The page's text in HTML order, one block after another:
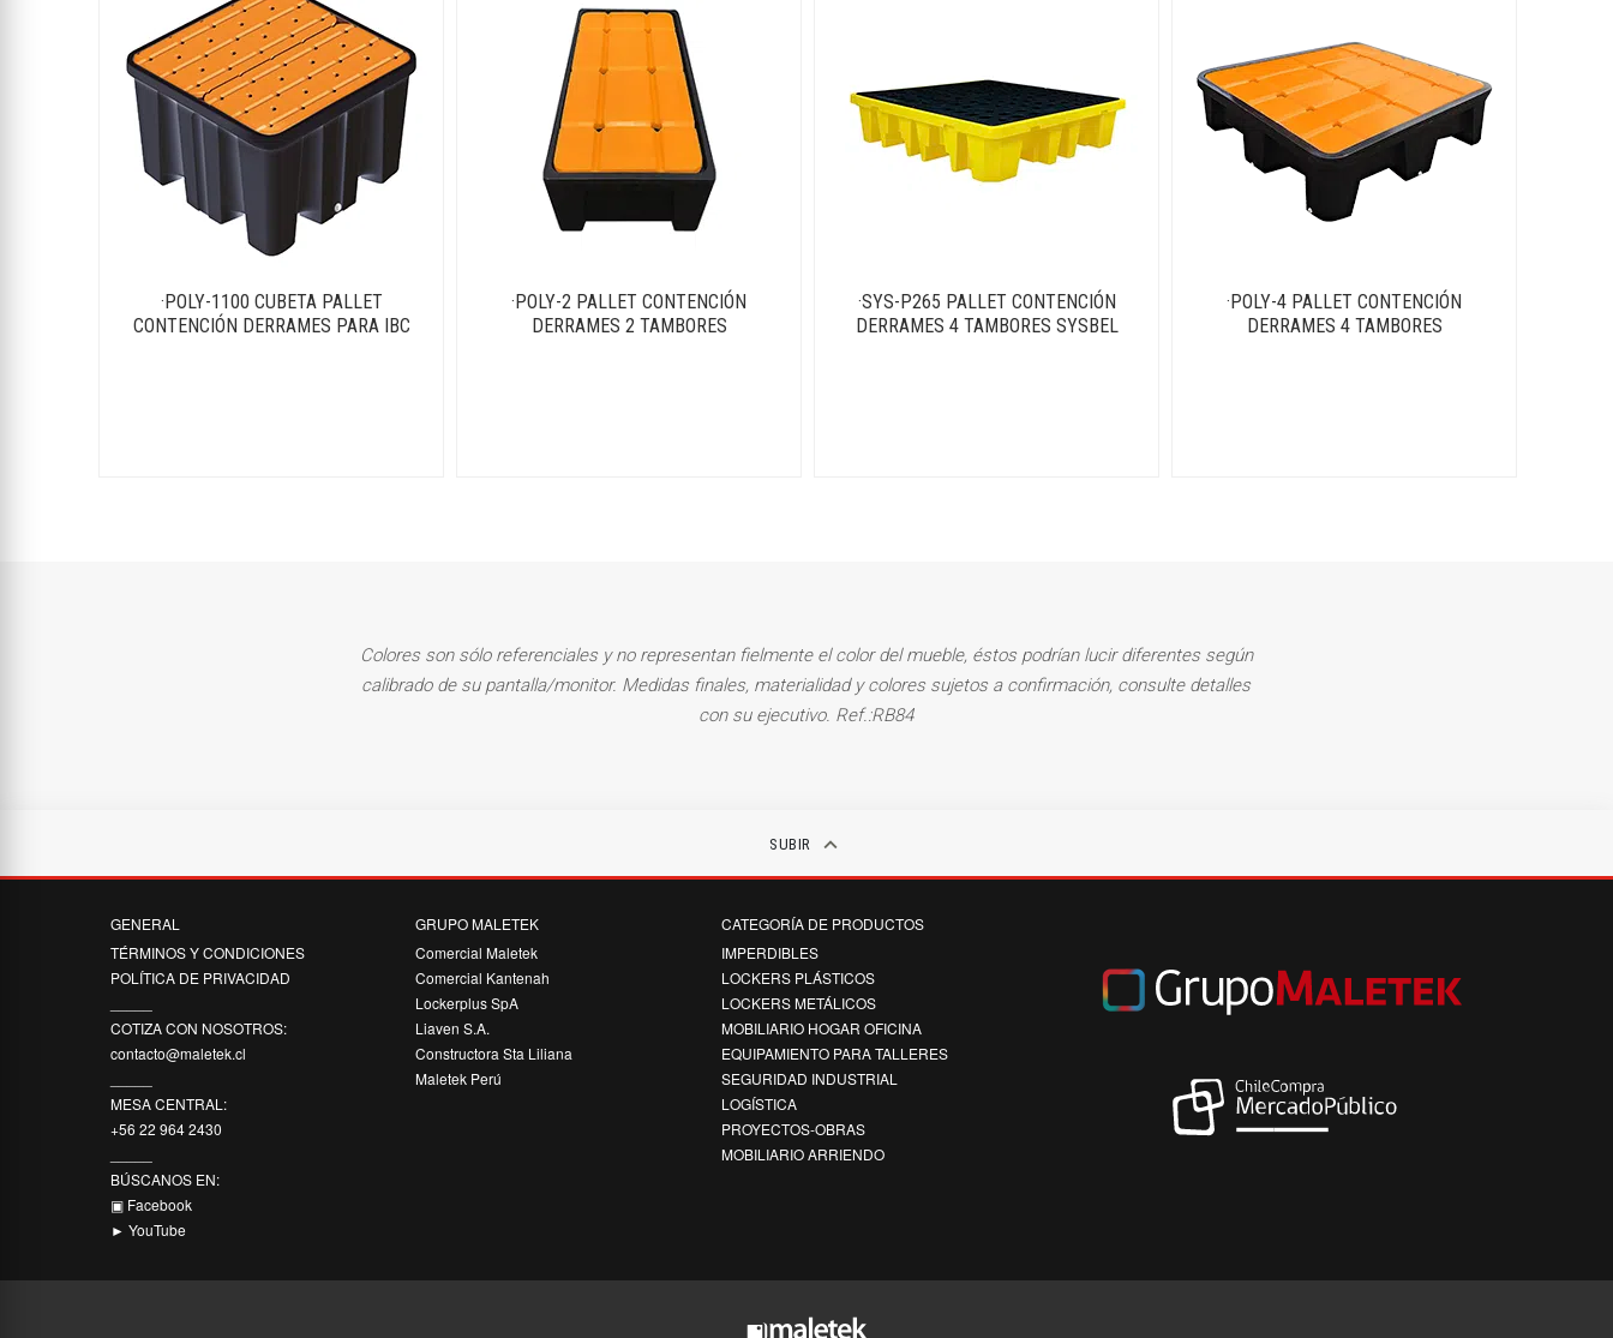
·POLY-1100 CUBETA PALLET
CONTENCIÓN DERRAMES PARA IBC
·POLY-2 PALLET CONTENCIÓN
DERRAMES 2 TAMBORES
·SYS-P265 PALLET CONTENCIÓN
DERRAMES 4 TAMBORES SYSBEL
·POLY-4 PALLET CONTENCIÓN
DERRAMES 4 TAMBORES
Colores son sólo referenciales y no representan fielmente el color del mueble, éstos podrían lucir diferentes según
calibrado de su pantalla/monitor. Medidas finales, materialidad y colores sujetos a confirmación, consulte detalles
con su ejecutivo. Ref.:RB84
SUBIR keyboard_arrow_up
GENERAL
TÉRMINOS Y CONDICIONES
POLÍTICA DE PRIVACIDAD
COTIZA CON NOSOTROS:
contacto@maletek.cl
MESA CENTRAL:
+56 22 964 2430
BÚSCANOS EN:
▣ Facebook
► YouTube
GRUPO MALETEK
Comercial Maletek
Comercial Kantenah
Lockerplus SpA
Liaven S.A.
Constructora Sta Liliana
Maletek Perú
CATEGORÍA DE PRODUCTOS
IMPERDIBLES
LOCKERS PLÁSTICOS
LOCKERS METÁLICOS
MOBILIARIO HOGAR OFICINA
EQUIPAMIENTO PARA TALLERES
SEGURIDAD INDUSTRIAL
LOGÍSTICA
PROYECTOS-OBRAS
MOBILIARIO ARRIENDO